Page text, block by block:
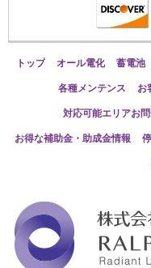
トップ オール電化 蓄電池
各種メンテンス お
対応可能エリアお
お得な補助金・助成金情報